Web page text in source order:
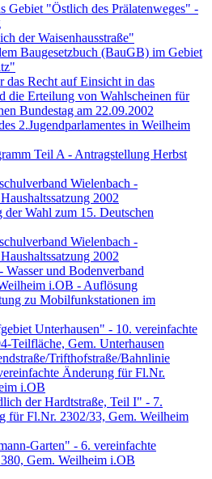
Gebiet "Östlich des Prälatenweges" -
der Waisenhausstraße"
Baugesetzbuch (BauGB) im Gebiet
das Recht auf Einsicht in das
die Erteilung von Wahlscheinen für
Bundestag am 22.09.2002
2.Jugendparlamentes in Weilheim
Teil A - Antragstellung Herbst
Wielenbach -
2002
der Wahl zum 15. Deutschen
Wielenbach -
2002
Wasser und Bodenverband
i.OB - Auflösung
zu Mobilfunkstationen im
Unterhausen" - 10. vereinfachte
Teilfläche, Gem. Unterhausen
Trifthofstraße/Bahnlinie
Änderung für Fl.Nr.
i.OB
der Hardtstraße, Teil I" - 7.
für Fl.Nr. 2302/33, Gem. Weilheim
Garten" - 6. vereinfachte
Gem. Weilheim i.OB